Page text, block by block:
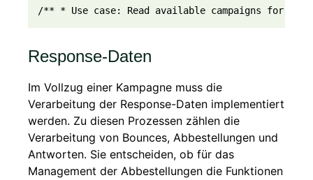
/** * Use case: Read available campaigns for
Response-Daten
Im Vollzug einer Kampagne muss die
Verarbeitung der Response-Daten implementiert
werden. Zu diesen Prozessen zählen die
Verarbeitung von Bounces, Abbestellungen und
Antworten. Sie entscheiden, ob für das
Management der Abbestellungen die Funktionen